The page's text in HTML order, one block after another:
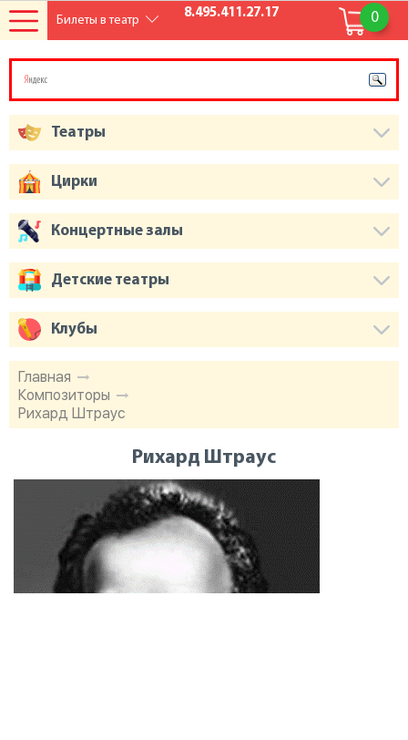
0
8.495.411.27.17
Главная
Композиторы
Рихард Штраус
Рихард Штраус
Театры
Цирки
Концертные залы
Детские театры
Клубы
Билеты в театр